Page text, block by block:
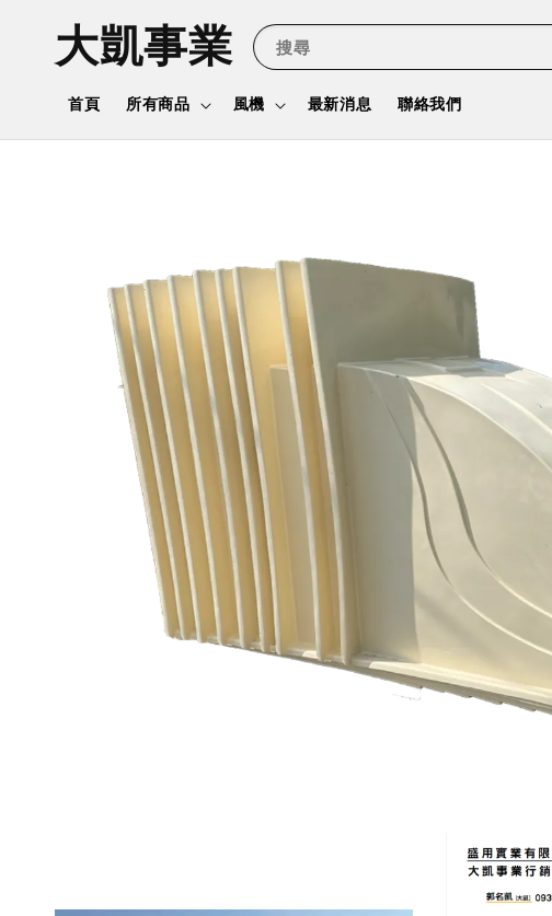
大凱事業 搜尋
首頁 所有商品 風機 最新消息 聯絡我們